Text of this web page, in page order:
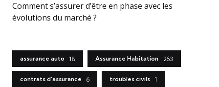
Comment s’assurer d’être en phase avec les
évolutions du marché ?
assurance auto 18 Assurance Habitation 263
contrats d'assurance 6 troubles civils 1